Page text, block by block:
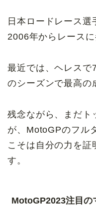
日本ロードレース選
2006年からレースに
最近では、ヘレスで
のシーズンで最高の
残念ながら、まだト
が、MotoGPのフル
こそは自分の力を証
す。
MotoGP2023注目の